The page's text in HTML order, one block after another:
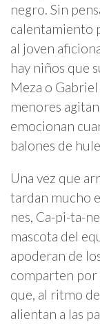
negro. Sin
calentamiento
al joven
hay niños que
Meza o
menores
emocionan
balones de
Una vez que
tardan mucho
nes, Ca-pi-ta-
mascota del
apoderan de
comparten por
que, al ritmo
alientan a las